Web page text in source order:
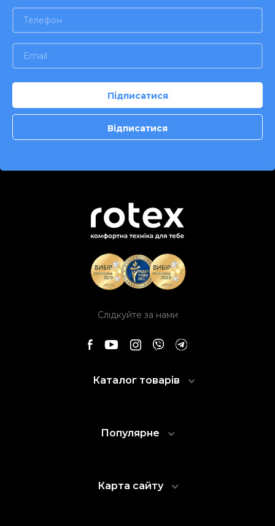
Слідкуйте за нами
Каталог товарів
Популярне
Карта сайту